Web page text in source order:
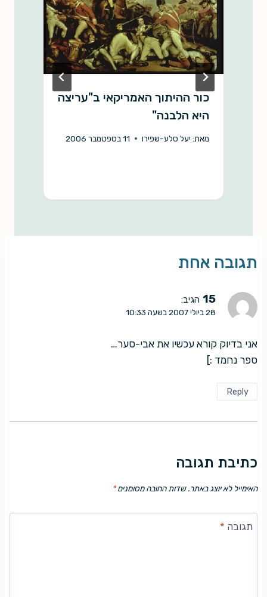
כור ההיתוך האמריקאי ב"עריצה
היא הלבנה"
מאת: יעל סלע-שפירו 11 בספטמבר 2006
תגובה אחת
15 הגיב:
28 ביולי 2007 בשעה 10:33
אני בדיוק קורא עכשיו את אבי-סער…
ספר נחמד :]
Reply
כתיבת תגובה
האימייל לא יוצג באתר. שדות החובה מסומנים*
תגובה *